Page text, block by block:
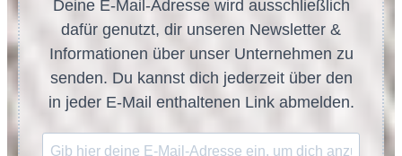
Deine E-Mail-Adresse wird ausschließlich
dafür genutzt, dir unseren Newsletter &
Informationen über unser Unternehmen zu
senden. Du kannst dich jederzeit über den
in jeder E-Mail enthaltenen Link abmelden.